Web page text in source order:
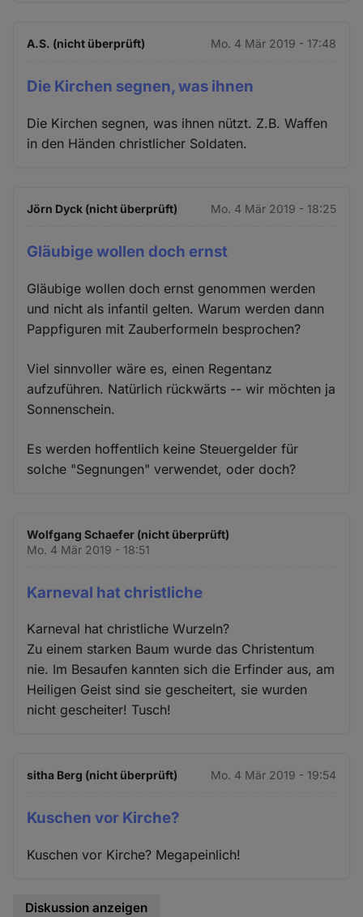
A.S. (nicht überprüft) Mo. 4 Mär 2019 - 17:48
Die Kirchen segnen, was ihnen
Die Kirchen segnen, was ihnen nützt. Z.B. Waffen
in den Händen christlicher Soldaten.
Jörn Dyck (nicht überprüft) Mo. 4 Mär 2019 - 18:25
Gläubige wollen doch ernst
Gläubige wollen doch ernst genommen werden
und nicht als infantil gelten. Warum werden dann
Pappfiguren mit Zauberformeln besprochen?
Viel sinnvoller wäre es, einen Regentanz
aufzuführen. Natürlich rückwärts -- wir möchten ja
Sonnenschein.
Es werden hoffentlich keine Steuergelder für
solche "Segnungen" verwendet, oder doch?
Wolfgang Schaefer (nicht überprüft)
Mo. 4 Mär 2019 - 18:51
Karneval hat christliche
Karneval hat christliche Wurzeln?
Zu einem starken Baum wurde das Christentum
nie. Im Besaufen kannten sich die Erfinder aus, am
Heiligen Geist sind sie gescheitert, sie wurden
nicht gescheiter! Tusch!
sitha Berg (nicht überprüft) Mo. 4 Mär 2019 - 19:54
Kuschen vor Kirche?
Kuschen vor Kirche? Megapeinlich!
Diskussion anzeigen